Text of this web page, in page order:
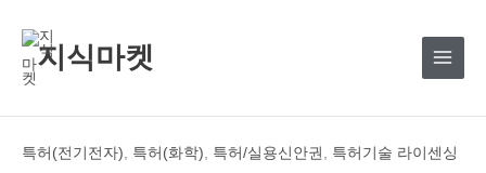
건
지식마켓
특허(전기전자), 특허(화학), 특허/실용신안권 , 특허기술 라이센싱